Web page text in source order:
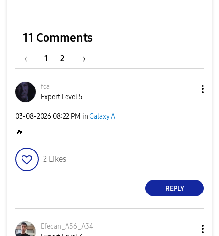
11 Comments
1 2
fca
Expert Level 5
‎03-08-2026 08:22 PM in Galaxy A
🔥
2 Likes
REPLY
Efecan_A56_A34